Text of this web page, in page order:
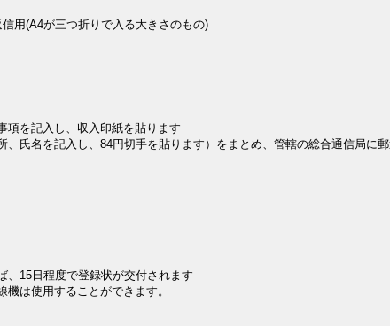
用(A4が三つ折りで入る大きさのもの)
を記入し、収入印紙を貼ります
氏名を記入し、84円切手を貼ります）をまとめ、管轄の総合通信局に
15日程度で登録状が交付されます
は使用することができます。